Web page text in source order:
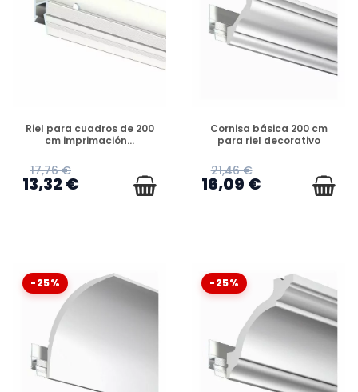
DISPONIBLE
Riel para cuadros de 200
cm imprimación...
17,76 €
13,32 €
DISPONIBLE
Cornisa básica 200 cm
para riel decorativo
21,46 €
16,09 €
-25% -25%